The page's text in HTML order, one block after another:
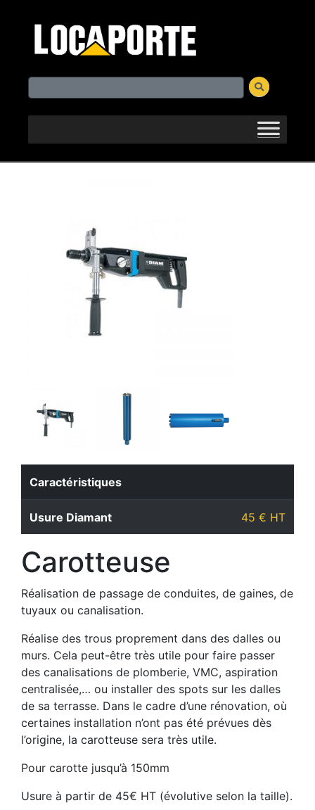
Caractéristiques
Usure Diamant 45 € HT
Carotteuse
Réalisation de passage de conduites, de gaines, de
tuyaux ou canalisation.
Réalise des trous proprement dans des dalles ou
murs. Cela peut-être très utile pour faire passer
des canalisations de plomberie, VMC, aspiration
centralisée,… ou installer des spots sur les dalles
de sa terrasse. Dans le cadre d’une rénovation, où
certaines installation n’ont pas été prévues dès
l’origine, la carotteuse sera très utile.
Pour carotte jusqu’à 150mm
Usure à partir de 45€ HT (évolutive selon la taille).